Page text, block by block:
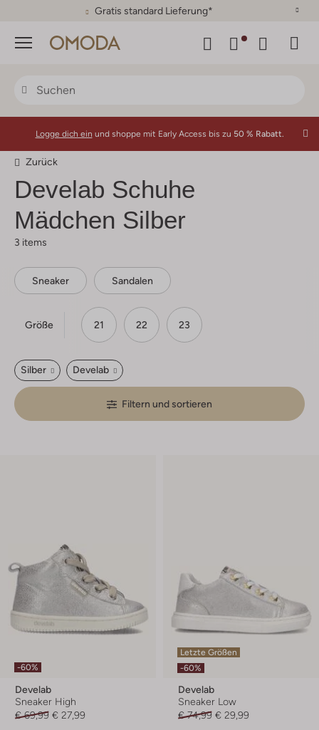
Gratis standard Lieferung*
Menü
Logge dich ein und shoppe mit Early Access bis zu 50 % Rabatt.
Zurück
Develab Schuhe
Mädchen Silber
3 items
Sneaker Sandalen
Größe 21 22 23
Silber Develab
Filtern und sortieren
-60%
Develab
Sneaker High
€ 69,99 € 27,99
Letzte Größen
-60%
Develab
Sneaker Low
€ 74,99 € 29,99